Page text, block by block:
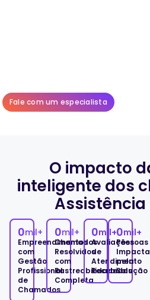
Fale com um especialista
O impacto
inteligente dos
Assistência
0mil+
Empreendimentos
com
Gestão
Profissional
de
Chamados
0mil+
Chamados
Resolvidos
com
Rastreabilidade
Completa
0mil+
Avaliações
de
Atendimento
Recebidas
0mil+
Pessoas
pela
Solução